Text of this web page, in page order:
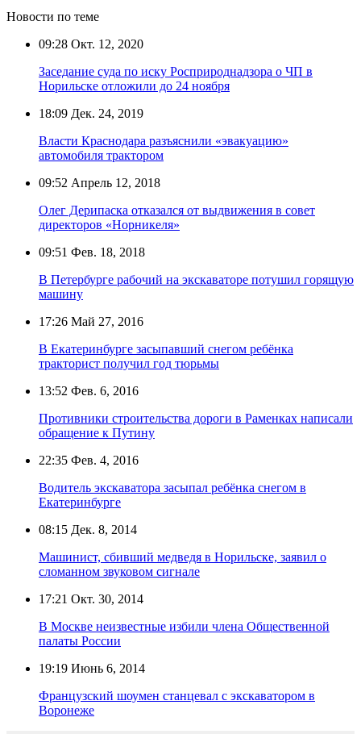
Новости по теме
09:28 Окт. 12, 2020
Заседание суда по иску Росприроднадзора о ЧП в
Норильске отложили до 24 ноября
18:09 Дек. 24, 2019
Власти Краснодара разъяснили «эвакуацию»
автомобиля трактором
09:52 Апрель 12, 2018
Олег Дерипаска отказался от выдвижения в совет
директоров «Норникеля»
09:51 Фев. 18, 2018
В Петербурге рабочий на экскаваторе потушил горящую
машину
17:26 Май 27, 2016
В Екатеринбурге засыпавший снегом ребёнка
тракторист получил год тюрьмы
13:52 Фев. 6, 2016
Противники строительства дороги в Раменках написали
обращение к Путину
22:35 Фев. 4, 2016
Водитель экскаватора засыпал ребёнка снегом в
Екатеринбурге
08:15 Дек. 8, 2014
Машинист, сбивший медведя в Норильске, заявил о
сломанном звуковом сигнале
17:21 Окт. 30, 2014
В Москве неизвестные избили члена Общественной
палаты России
19:19 Июнь 6, 2014
Французский шоумен станцевал с экскаватором в
Воронеже